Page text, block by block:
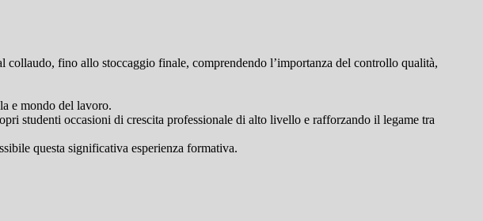
fino allo stoccaggio finale, comprendendo l’importanza del controllo qualità,
e mondo del lavoro.
studenti occasioni di crescita professionale di alto livello e rafforzando il legame tra
questa significativa esperienza formativa.